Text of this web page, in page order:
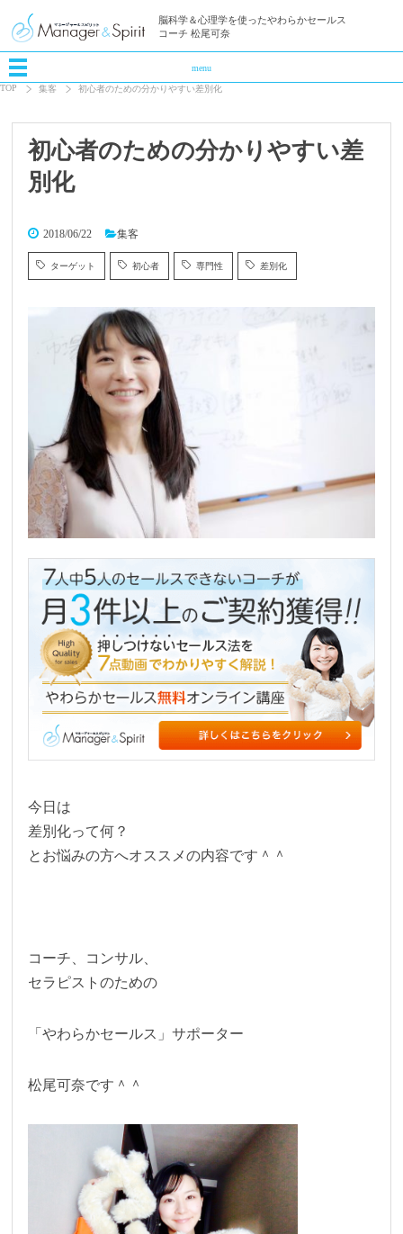
脳科学＆心理学を使ったやわらかセールス
コーチ 松尾可奈
menu
TOP
集客 初心者のための分かりやすい差別化
初心者のための分かりやすい差
別化
2018/06/22 集客
ターゲット 初心者 専門性 差別化
今日は
差別化って何？
とお悩みの方へオススメの内容です＾＾
コーチ、コンサル、
セラピストのための
「やわらかセールス」サポーター
松尾可奈です＾＾